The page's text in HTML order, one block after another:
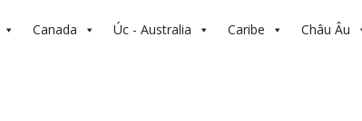
Canada Úc - Australia Caribe Châu Âu